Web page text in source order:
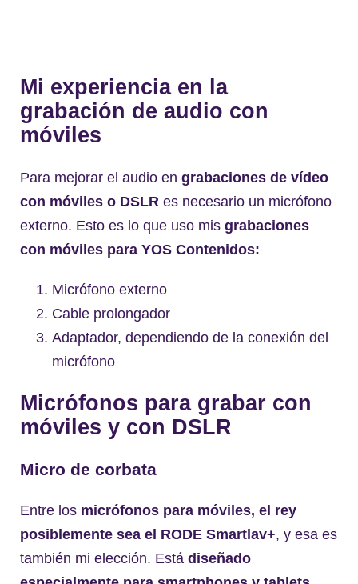
Mi experiencia en la
grabación de audio con
móviles
Para mejorar el audio en grabaciones de vídeo
con móviles o DSLR es necesario un micrófono
externo. Esto es lo que uso mis grabaciones
con móviles para YOS Contenidos:
Micrófono externo
Cable prolongador
Adaptador, dependiendo de la conexión del
micrófono
Micrófonos para grabar con
móviles y con DSLR
Micro de corbata
Entre los micrófonos para móviles, el rey
posiblemente sea el RODE Smartlav+, y esa es
también mi elección. Está diseñado